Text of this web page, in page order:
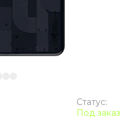
Статус:
Под заказ